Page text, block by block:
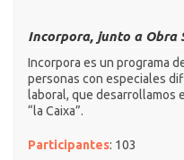
Incorpora, junto a Obra
Incorpora es un programa
personas con especiales
laboral, que desarrollamos
“la Caixa”.
Participantes: 103